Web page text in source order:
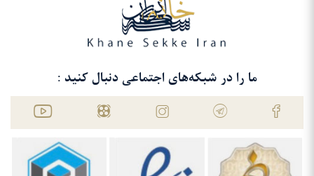
ما را در شبکه‌های اجتماعی دنبال کنید :